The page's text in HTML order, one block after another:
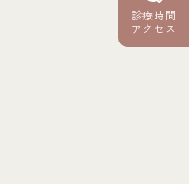
診療時間
アクセス